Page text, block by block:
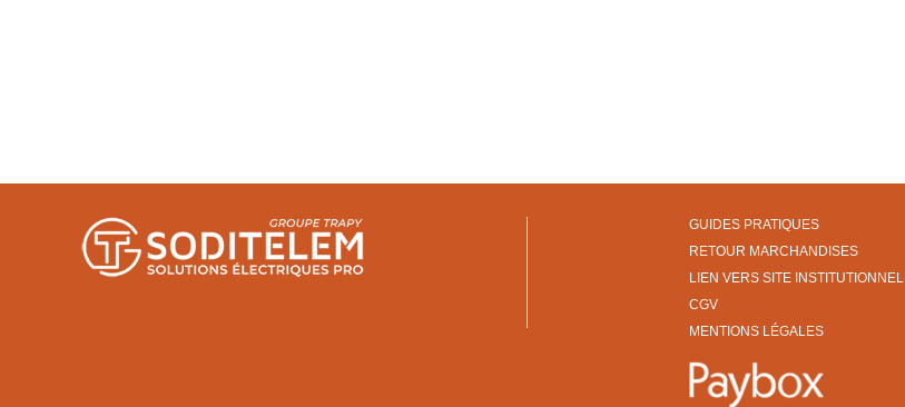
GUIDES PRATIQUES
RETOUR MARCHANDISES
LIEN VERS SITE INSTITUTIONNEL
CGV
MENTIONS LÉGALES